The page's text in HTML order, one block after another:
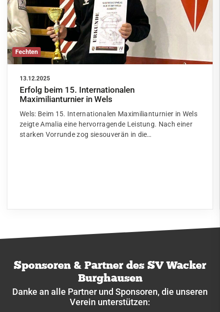
Fechten
13.12.2025
Erfolg beim 15. Internationalen
Maximilianturnier in Wels
Wels: Beim 15. Internationalen Maximilianturnier in Wels
zeigte Amalia eine hervorragende Leistung. Nach einer
starken Vorrunde zog siesouverän in die…
Sponsoren & Partner des SV Wacker
Burghausen
Danke an alle Partner und Sponsoren, die unseren
Verein unterstützen: